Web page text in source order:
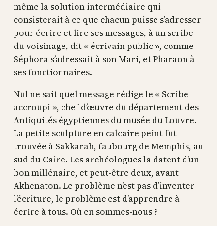
même la solution intermédiaire qui
consisterait à ce que chacun puisse s’adresser
pour écrire et lire ses messages, à un scribe
du voisinage, dit « écrivain public », comme
Séphora s’adressait à son Mari, et Pharaon à
ses fonctionnaires.
Nul ne sait quel message rédige le « Scribe
accroupi », chef d’œuvre du département des
Antiquités égyptiennes du musée du Louvre.
La petite sculpture en calcaire peint fut
trouvée à Sakkarah, faubourg de Memphis, au
sud du Caire. Les archéologues la datent d’un
bon millénaire, et peut-être deux, avant
Akhenaton. Le problème n’est pas d’inventer
l’écriture, le problème est d’apprendre à
écrire à tous. Où en sommes-nous ?